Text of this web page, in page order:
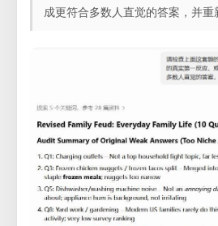
成更符合多数人直觉的答案，并重